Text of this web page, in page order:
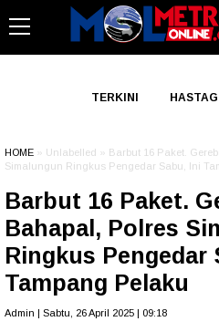
TERKINI HASTAG
HOME » Unlabelled » Barbut 16 Paket.
Simalungun Ringkus Pengedar Sabu, Ini
Barbut 16 Paket.
Bahapal, Polres
Ringkus Pengedar
Tampang Pelaku
Admin | Sabtu, 26 April 2025 | 09:18